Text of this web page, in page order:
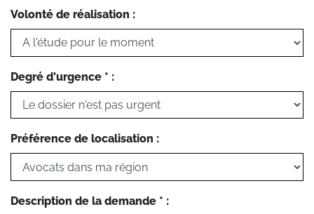
Volonté de réalisation :
Degré d'urgence * :
Préférence de localisation :
Description de la demande * :